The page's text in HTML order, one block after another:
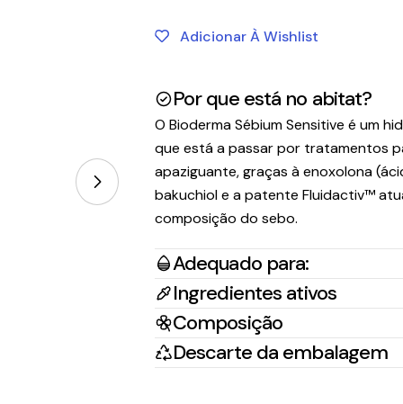
Abrir multimédia 0 em modal
Adicionar À Wishlist
Por que está no abitat?
O Bioderma Sébium Sensitive é um
que está a passar por tratamentos
apaziguante, graças à enoxolona
bakuchiol e a patente Fluidactiv™
composição do sebo.
Adequado para:
Ingredientes ativos
Composição
Descarte da embalagem
País/Região
Portugal Continental